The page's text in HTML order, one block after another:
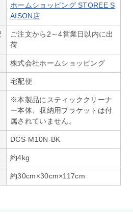
ホームショッピング STOREE S
AISON店
ご注文から2～4営業日以内に出
荷
株式会社ホームショッピング
宅配便
※本製品にスティッククリーナ
ー本体、収納用ブラケットは付
属されていません。
DCS-M10N-BK
約4kg
約30cm×30cm×117cm